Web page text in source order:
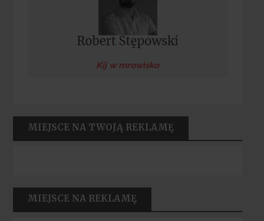
Kij w mrowisko
MIEJSCE NA TWOJĄ REKLAMĘ
MIEJSCE NA REKLAMĘ